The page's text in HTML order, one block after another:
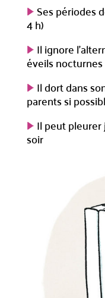
Ses périodes
4 h)
Il ignore
éveils nocturnes
Il dort dans
parents si
Il peut pleurer
soir